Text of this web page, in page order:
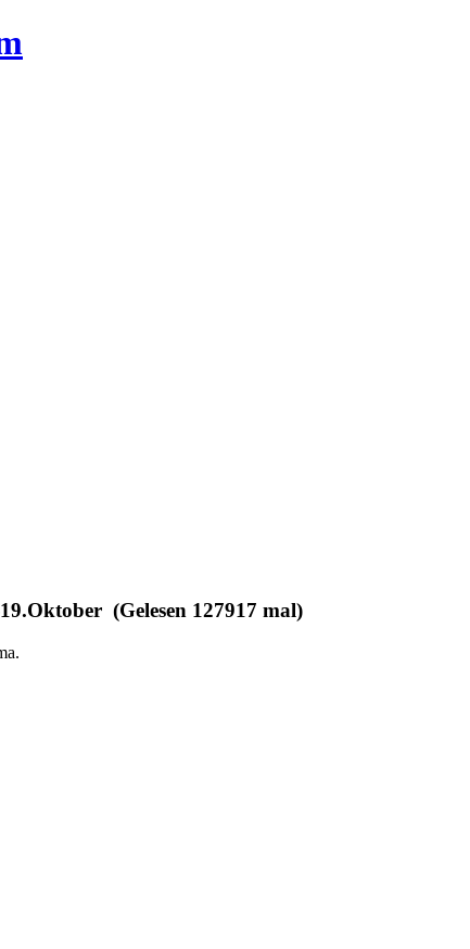
(Gelesen 127917 mal)